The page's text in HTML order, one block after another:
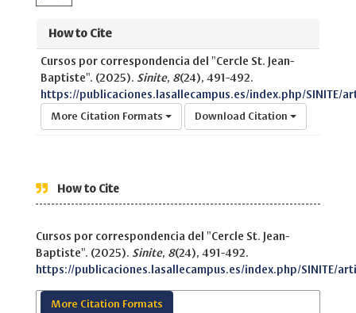
How to Cite
Cursos por correspondencia del "Cercle St. Jean-
Baptiste". (2025). Sinite, 8(24), 491-492.
https://publicaciones.lasallecampus.es/index.php/SINITE/
More Citation Formats Download Citation
How to Cite
Cursos por correspondencia del "Cercle St. Jean-
Baptiste". (2025). Sinite, 8(24), 491-492.
https://publicaciones.lasallecampus.es/index.php/SINITE/
More Citation Formats